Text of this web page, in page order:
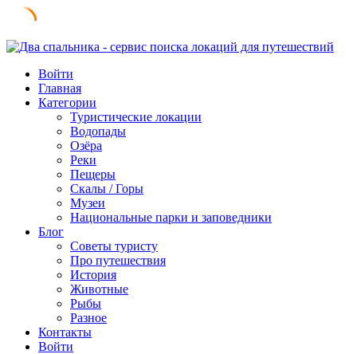
Skip
contentВойти
Главная
Категории
Туристические локации
Водопады
Озёра
Реки
Пещеры
Скалы / Горы
Музеи
Национальные парки и заповедники
Блог
Советы туристу
Про путешествия
История
Животные
Рыбы
Разное
Контакты
Войти